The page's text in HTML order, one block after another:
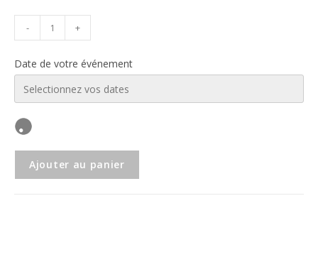
- +
Date de votre événement
Ajouter au panier